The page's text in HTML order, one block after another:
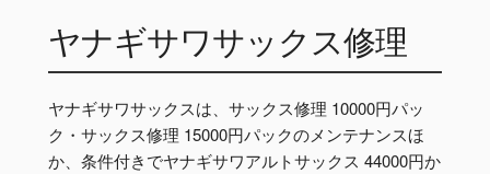
ヤナギサワサックス修理
ヤナギサワサックスは、サックス修理 10000円パッ
ク・サックス修理 15000円パックのメンテナンスほ
か、条件付きでヤナギサワアルトサックス 44000円か